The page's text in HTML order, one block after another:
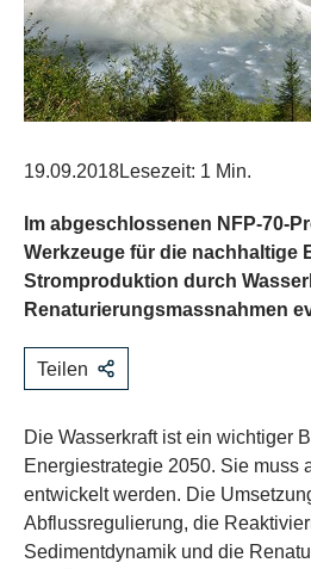
19.09.2018Lesezeit: 1 Min.
Im abgeschlossenen NFP-70-
Werkzeuge für die nachhaltige
Stromproduktion durch
Renaturierungsmassnahmen
Teilen
Die Wasserkraft ist ein wichtiger
Energiestrategie 2050. Sie muss
entwickelt werden. Die
Abflussregulierung, die
Sedimentdynamik und die